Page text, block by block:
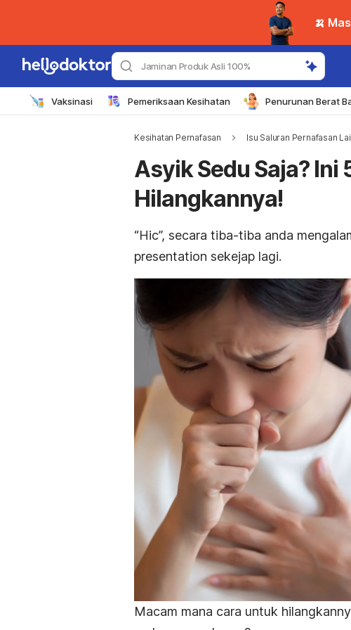
🍌
Jaminan Produk Asli 100%
Vaksinasi Pemeriksaan Kesihatan Penurunan Berat
Kesihatan Pernafasan Isu Saluran Pernafasan
Asyik Sedu Saja? Ini
Hilangkannya!
“Hic”, secara tiba-tiba anda
presentation sekejap lagi.
Macam mana cara untuk